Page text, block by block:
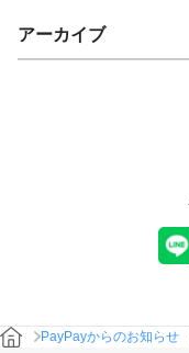
アーカイブ
PayPayからのお知らせ